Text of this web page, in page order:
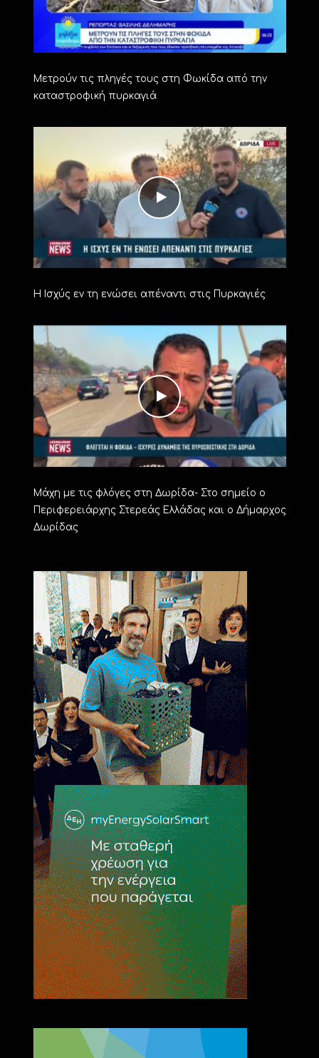
Μετρούν τις πληγές τους στη Φωκίδα από την
καταστροφική πυρκαγιά
Η Ισχύς εν τη ενώσει απέναντι στις Πυρκαγιές
Μάχη με τις φλόγες στη Δωρίδα- Στο σημείο ο
Περιφερειάρχης Στερεάς Ελλάδας και ο Δήμαρχος
Δωρίδας